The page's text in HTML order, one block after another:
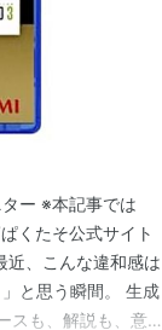
堂セレクション)
ー ※本記事では
くたそ公式サイト
、こんな違和感は
と思う瞬間。 生成
スも、解説も、意見